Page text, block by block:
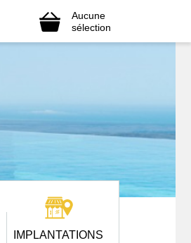
Aucune
sélection
IMPLANTATIONS